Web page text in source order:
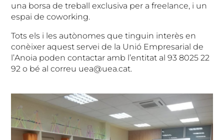
una borsa de treball exclusiva per a freelance, i un
espai de coworking.
Tots els i les autònomes que tinguin interès en
conèixer aquest servei de la Unió Empresarial de
l’Anoia poden contactar amb l’entitat al 93 8025 22
92 o bé al correu uea@uea.cat.